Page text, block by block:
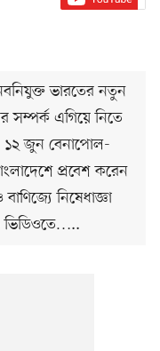
ভারতের নতুন
সম্পর্ক এগিয়ে নিতে
১২ জুন বেনাপোল-
প্রবেশ করেন
নিষেধাজ্ঞা
ভিডিওতে…..